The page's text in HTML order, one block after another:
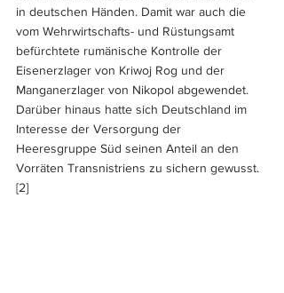
in deutschen Händen. Damit war auch die
vom Wehrwirtschafts- und Rüstungsamt
befürchtete rumänische Kontrolle der
Eisenerzlager von Kriwoj Rog und der
Mangan­erzlager von Nikopol abgewendet.
Darüber hinaus hatte sich Deutschland im
Interesse der Versor­gung der
Heeresgruppe Süd seinen Anteil an den
Vorräten Transnistriens zu sichern gewusst.
[2]